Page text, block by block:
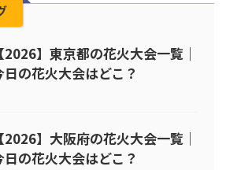
【2026】東京都の花火大会一覧｜
日の花火大会はどこ？
【2026】大阪府の花火大会一覧｜
日の花火大会はどこ？